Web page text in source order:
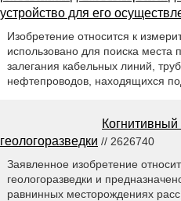
устройство для его
Изобретение относится к
использовано для поиска места
залегания кабельных линий,
нефтепроводов, находящихся
геологоразведки // 2626740
Заявленное изобретение
геологоразведки и
равнинных месторождениях